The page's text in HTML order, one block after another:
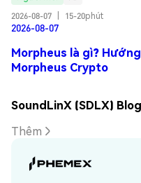
2026-08-07
15-20phút
2026-08-07
Morpheus là gì?
Morpheus Crypto
SoundLinX (SDLX) Blog
Thêm